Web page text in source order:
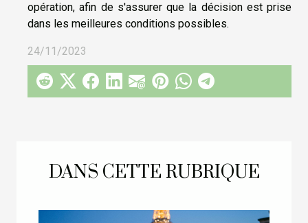
DANS CETTE RUBRIQUE
opération, afin de s'assurer que la décision est prise
dans les meilleures conditions possibles.
24/11/2023